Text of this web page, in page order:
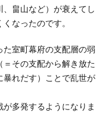
畠山など）が衰えてし
なったのです。
室町幕府の支配層の弱
その支配から解き放た
れだす）ことで乱世が
多発するようになりま